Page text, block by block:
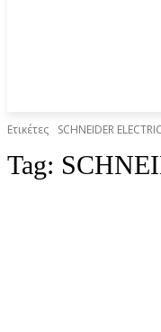
Ετικέτες SCHNEIDER ELECTRIC
Tag: